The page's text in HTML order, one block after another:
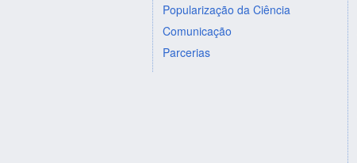
Popularização da Ciência
Comunicação
Parcerias